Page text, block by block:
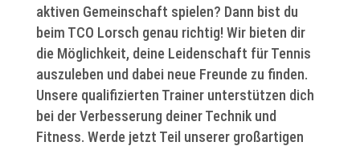
aktiven Gemeinschaft spielen? Dann bist du
beim TCO Lorsch genau richtig! Wir bieten dir
die Möglichkeit, deine Leidenschaft für Tennis
auszuleben und dabei neue Freunde zu finden.
Unsere qualifizierten Trainer unterstützen dich
bei der Verbesserung deiner Technik und
Fitness. Werde jetzt Teil unserer großartigen